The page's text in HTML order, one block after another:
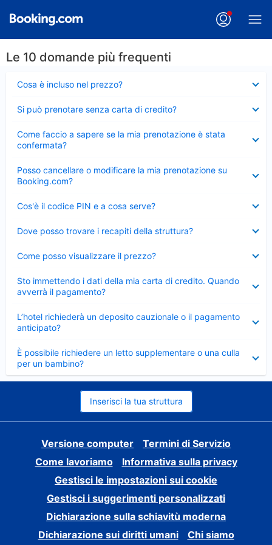
Le 10 domande più frequenti
Cosa è incluso nel prezzo?
chiuso
Si può prenotare senza carta di credito?
chiuso
Come faccio a sapere se la mia prenotazione è stata
confermata?
chiuso
Posso cancellare o modificare la mia prenotazione su
Booking.com?
chiuso
Cos'è il codice PIN e a cosa serve?
chiuso
Dove posso trovare i recapiti della struttura?
chiuso
Come posso visualizzare il prezzo?
chiuso
Sto immettendo i dati della mia carta di credito. Quando
avverrà il pagamento?
chiuso
L’hotel richiederà un deposito cauzionale o il pagamento
anticipato?
chiuso
È possibile richiedere un letto supplementare o una culla
per un bambino?
Elemento
chiuso
Inserisci la tua struttura
Versione computer
Termini di Servizio
Come lavoriamo
Informativa sulla privacy
Gestisci le impostazioni sui cookie
Gestisci i suggerimenti personalizzati
Dichiarazione sulla schiavitù moderna
Dichiarazione sui diritti umani
Chi siamo